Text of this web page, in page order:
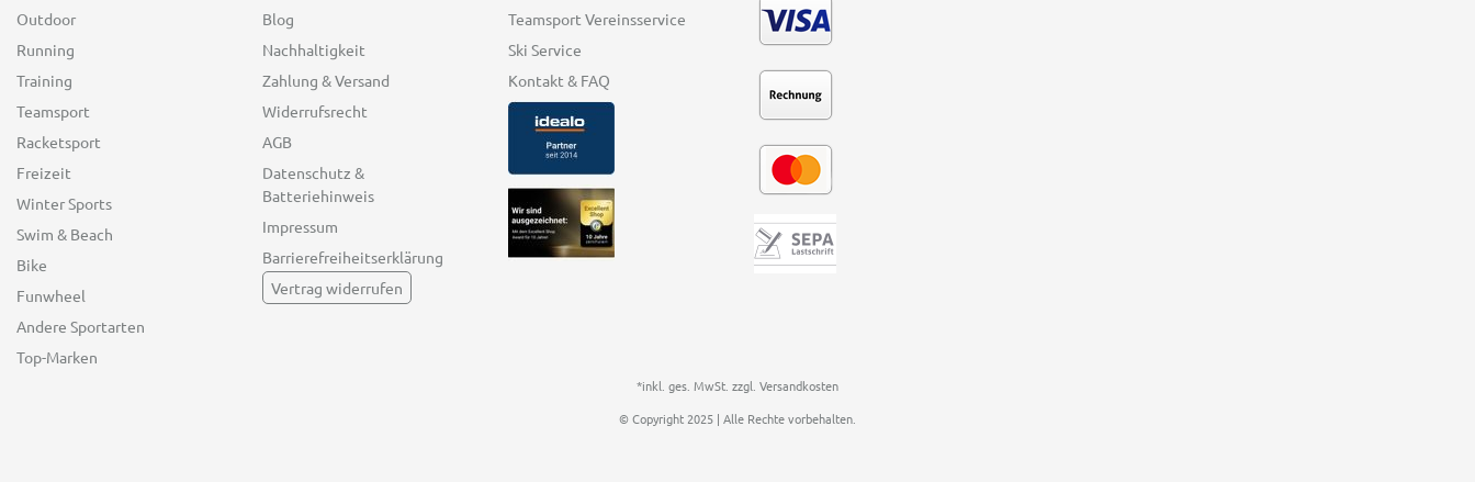
Outdoor
Running
Training
Teamsport
Racketsport
Freizeit
Winter Sports
Swim & Beach
Bike
Funwheel
Andere Sportarten
Top-Marken
Blog
Nachhaltigkeit
Zahlung & Versand
Widerrufsrecht
AGB
Datenschutz &
Batteriehinweis
Impressum
Barrierefreiheitserklärung
Vertrag widerrufen
Teamsport Vereinsservice
Ski Service
Kontakt & FAQ
*inkl. ges. MwSt. zzgl. Versandkosten
© Copyright 2025 | Alle Rechte vorbehalten.